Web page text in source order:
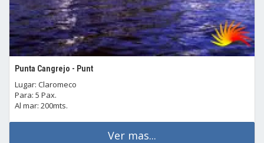
Punta Cangrejo - Punt
Lugar: Claromeco
Para: 5 Pax.
Al mar: 200mts.
Ver mas...